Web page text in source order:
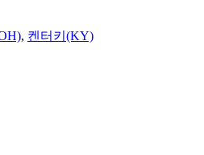
, 켄터키(KY)